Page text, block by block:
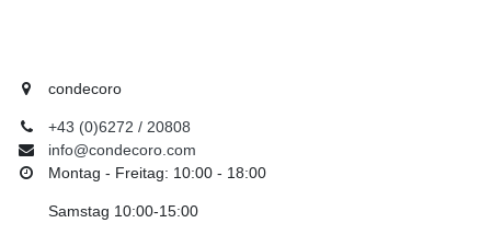
condecoro
+43 (0)6272 / 20808
info@condecoro.com
Montag - Freitag: 10:00 - 18:00
Samstag 10:00-15:00